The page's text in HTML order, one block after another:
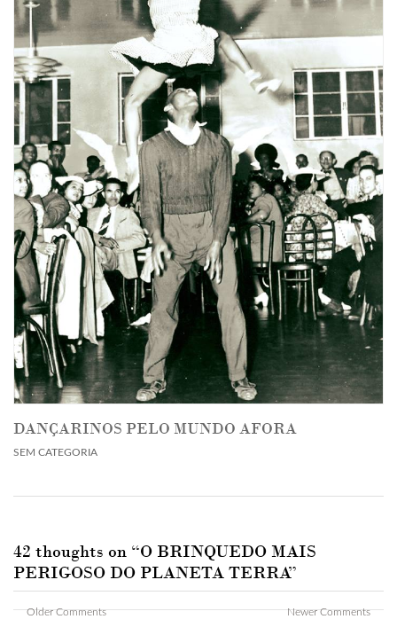
DANÇARINOS PELO MUNDO AFORA
SEM CATEGORIA
42 thoughts on “O BRINQUEDO MAIS
PERIGOSO DO PLANETA TERRA”
Comment
Older Comments Newer Comments